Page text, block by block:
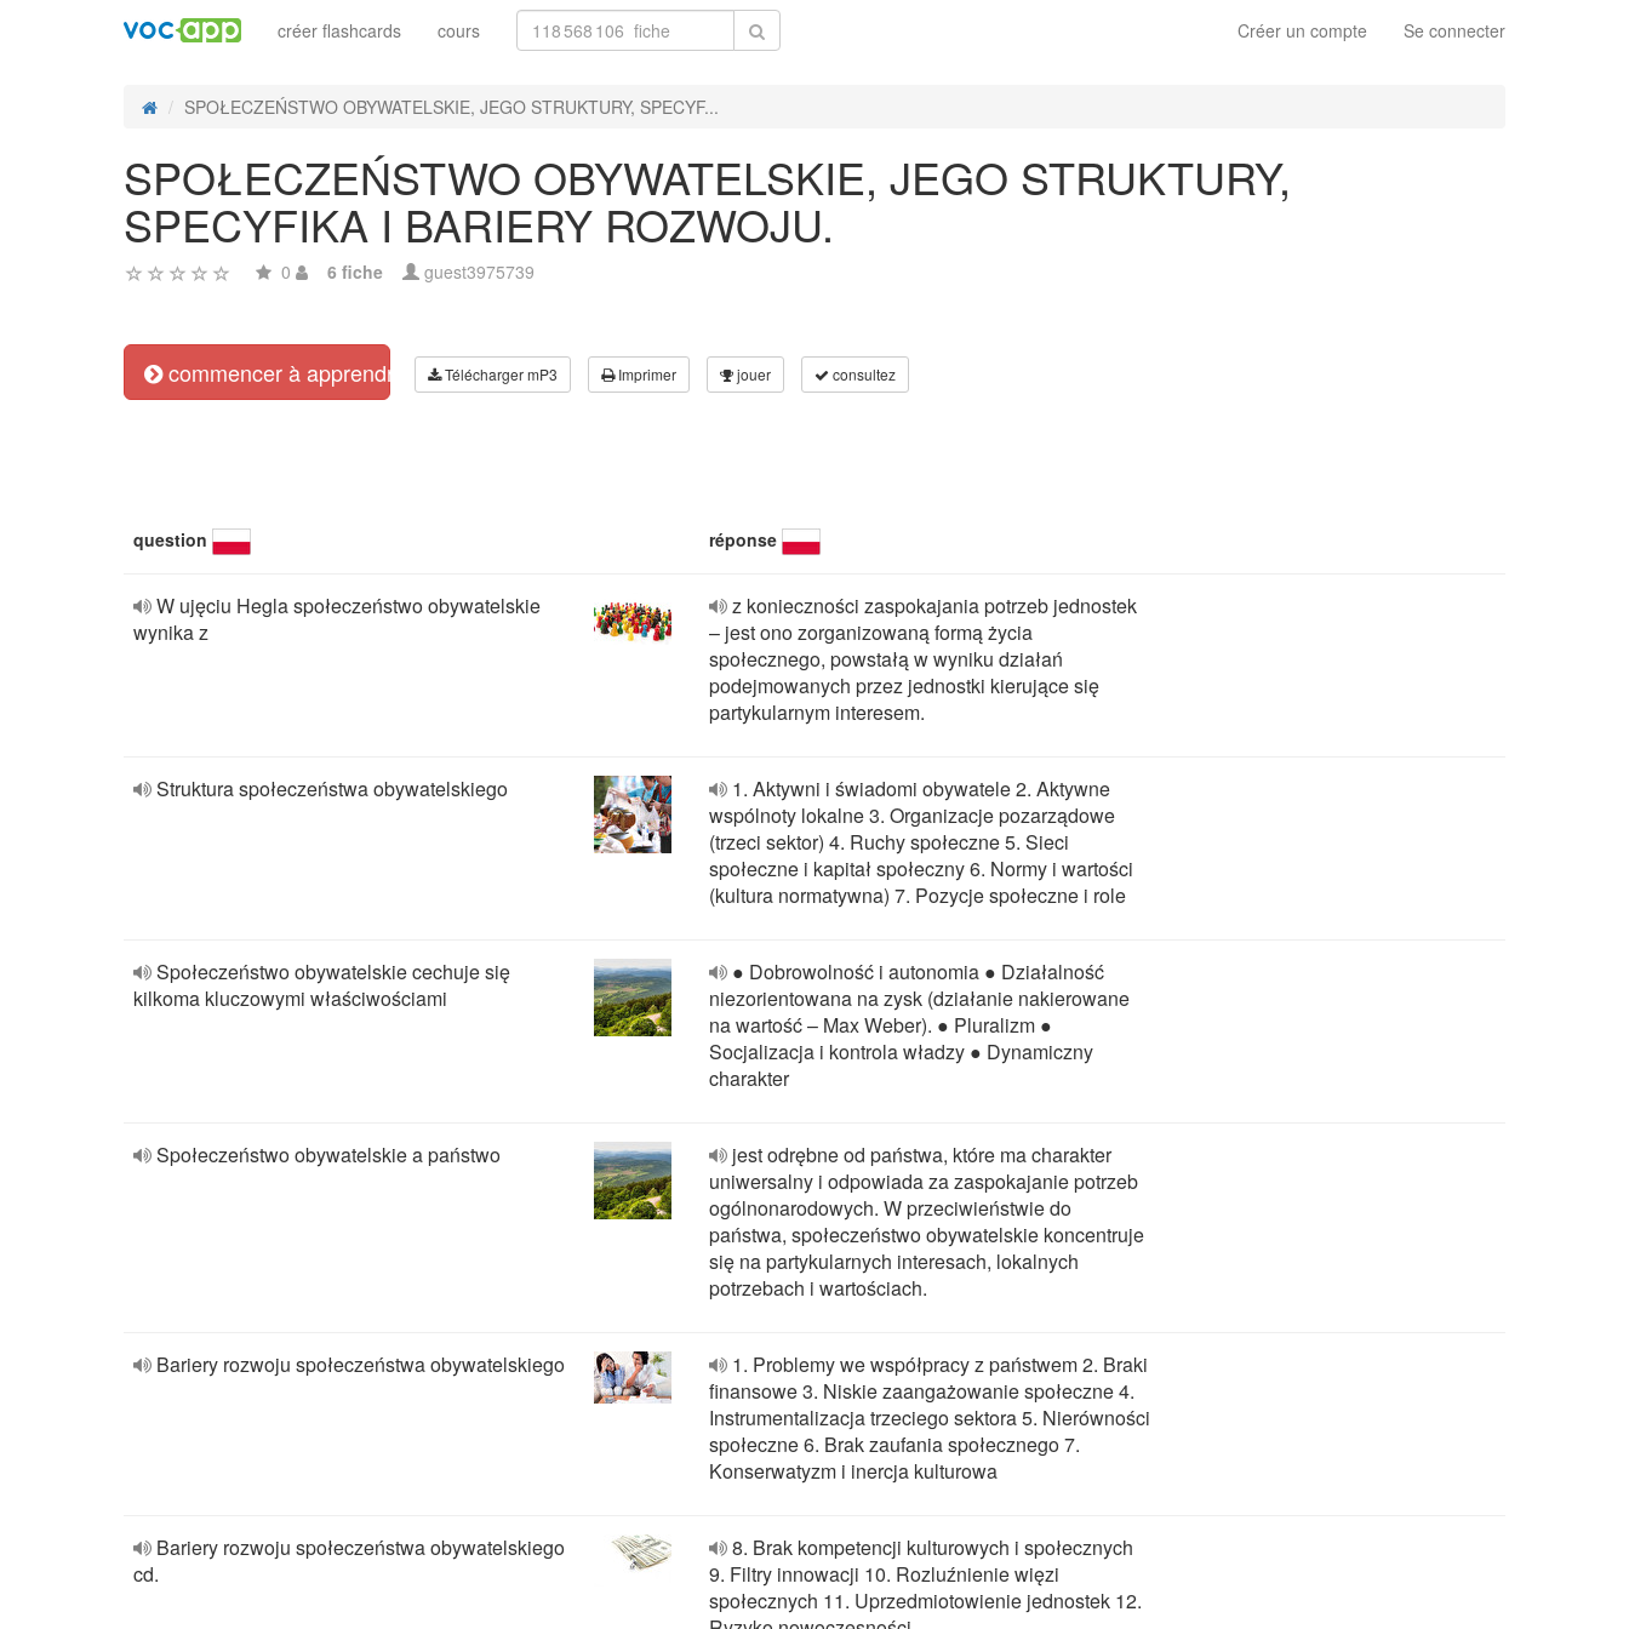
Créer un compte Se connecter
créer flashcards cours
SPOŁECZEŃSTWO OBYWATELSKIE, JEGO STRUKTURY, SPECYF...
SPOŁECZEŃSTWO OBYWATELSKIE, JEGO STRUKTURY,
SPECYFIKA I BARIERY ROZWOJU.
0 6 fiche guest3975739
commencer à apprendre Télécharger mP3 Imprimer jouer consultez
question réponse
W ujęciu Hegla społeczeństwo obywatelskie
wynika z
z konieczności zaspokajania potrzeb jednostek
– jest ono zorganizowaną formą życia
społecznego, powstałą w wyniku działań
podejmowanych przez jednostki kierujące się
partykularnym interesem.
Struktura społeczeństwa obywatelskiego
1. Aktywni i świadomi obywatele 2. Aktywne
wspólnoty lokalne 3. Organizacje pozarządowe
(trzeci sektor) 4. Ruchy społeczne 5. Sieci
społeczne i kapitał społeczny 6. Normy i wartości
(kultura normatywna) 7. Pozycje społeczne i role
Społeczeństwo obywatelskie cechuje się
kilkoma kluczowymi właściwościami
● Dobrowolność i autonomia ● Działalność
niezorientowana na zysk (działanie nakierowane
na wartość – Max Weber). ● Pluralizm ●
Socjalizacja i kontrola władzy ● Dynamiczny
charakter
Społeczeństwo obywatelskie a państwo
jest odrębne od państwa, które ma charakter
uniwersalny i odpowiada za zaspokajanie potrzeb
ogólnonarodowych. W przeciwieństwie do
państwa, społeczeństwo obywatelskie koncentruje
się na partykularnych interesach, lokalnych
potrzebach i wartościach.
Bariery rozwoju społeczeństwa obywatelskiego
1. Problemy we współpracy z państwem 2. Braki
finansowe 3. Niskie zaangażowanie społeczne 4.
Instrumentalizacja trzeciego sektora 5. Nierówności
społeczne 6. Brak zaufania społecznego 7.
Konserwatyzm i inercja kulturowa
Bariery rozwoju społeczeństwa obywatelskiego
cd.
8. Brak kompetencji kulturowych i społecznych
9. Filtry innowacji 10. Rozluźnienie więzi
społecznych 11. Uprzedmiotowienie jednostek 12.